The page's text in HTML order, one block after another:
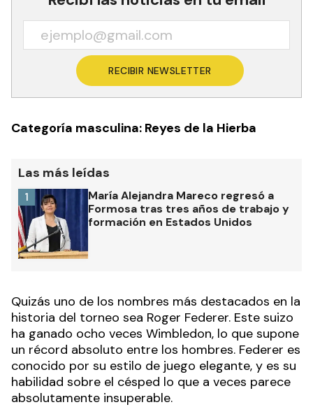
RECIBIR NEWSLETTER
Categoría masculina: Reyes de la Hierba
Las más leídas
María Alejandra Mareco regresó a
Formosa tras tres años de trabajo y
formación en Estados Unidos
1
Quizás uno de los nombres más destacados en la
historia del torneo sea Roger Federer. Este suizo
ha ganado ocho veces Wimbledon, lo que supone
un récord absoluto entre los hombres. Federer es
conocido por su estilo de juego elegante, y es su
habilidad sobre el césped lo que a veces parece
absolutamente insuperable.